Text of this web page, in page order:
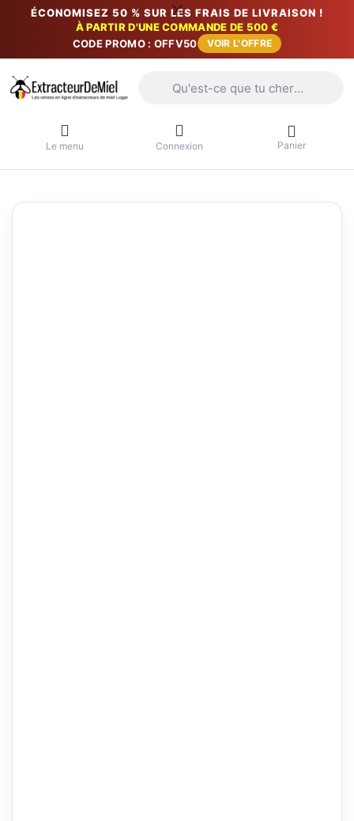
ÉCONOMISEZ 50 % SUR LES FRAIS DE LIVRAISON !
À PARTIR D'UNE COMMANDE DE 500 €
CODE PROMO : OFFV50
VOIR L'OFFRE
Le menu Connexion Panier